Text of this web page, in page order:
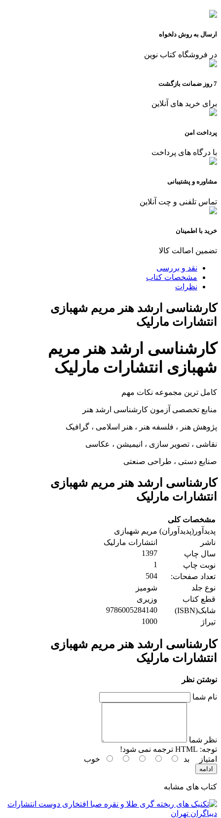
ارسال به روش دلخواه
در فروشگاه کتاب نوین
7 روز ضمانت بازگشت
برای خرید های آنلاین
پرداخت امن
با درگاه های پرداخت
مشاوره و پشتیبانی
تماس تلفنی و چت آنلاین
خرید با اطمینان
تضمین اصالت کالا
نقد و بررسی
مشخصات کتاب
نظرات
کارشناسی ارشد هنر مریم شهبازی
انتشارات مارلیک
کارشناسی ارشد هنر مریم
شهبازی انتشارات مارلیک
کامل ترین مجموعه نکات مهم
منابع تخصصی آزمون کارشناسی ارشد هنر
پژوهش هنر ، فلسفه هنر ، هنر اسلامی ، گرافیک
نقاشی ، تصویر سازی ، انیمیشن ، عکاسی
صنایع دستی ، طراحی صنعتی
کارشناسی ارشد هنر مریم شهبازی
انتشارات مارلیک
مشخصات کلی
پدیدآور(پدیدآوران) مریم شهبازی
ناشر
انتشارات مارلیک
سال چاپ
1397
نوبت چاپ
1
تعداد صفحات:
504
نوع جلد
شومیز
قطع کتاب
وزیری
شابک(ISBN)
9786005284140
تیراژ
1000
کارشناسی ارشد هنر مریم شهبازی
انتشارات مارلیک
نوشتن نظر
نام شما
نظر شما
توجه:
امتیاز
بد خوب
ادامه
کتاب های مشابه